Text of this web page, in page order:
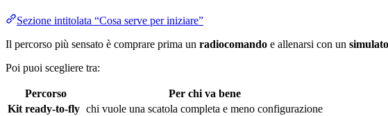
Sezione intitolata “Cosa serve per iniziare”
Il percorso più sensato è comprare prima un radiocomando e allenarsi con un
Poi puoi scegliere tra:
Percorso
Per chi va bene
Kit ready-to-fly chi vuole una scatola completa e meno configurazione